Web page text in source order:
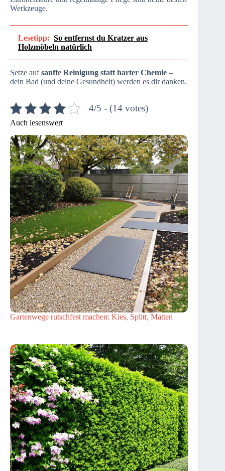
Werkzeuge.
Lesetipp: So entfernst du Kratzer aus
Holzmöbeln natürlich
Setze aufsanfte Reinigung statt harter Chemie –
dein Bad (und deine Gesundheit) werden es dir danken.
4/5 - (14 votes)
Auch lesenswert
Gartenwege rutschfest machen: Kies, Splitt, Matten